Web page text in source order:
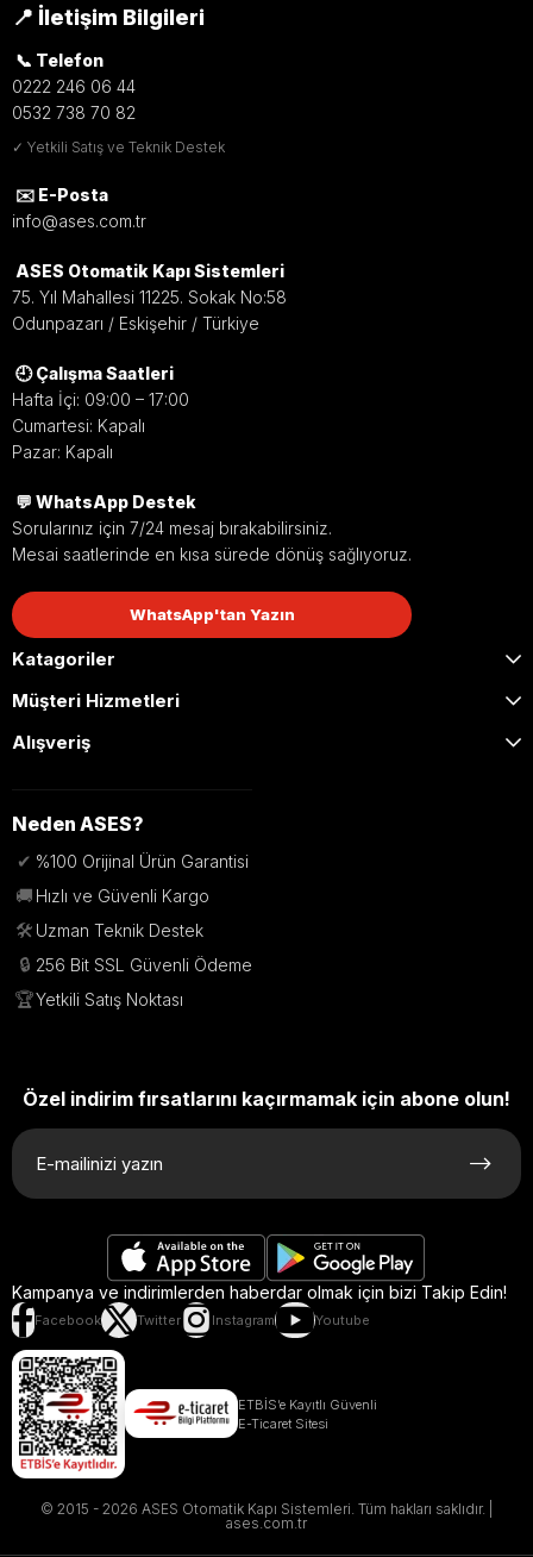
📍 İletişim Bilgileri
📞 Telefon
0222 246 06 44
0532 738 70 82
✓ Yetkili Satış ve Teknik Destek
✉️ E-Posta
info@ases.com.tr
ASES Otomatik Kapı Sistemleri
75. Yıl Mahallesi 11225. Sokak No:58
Odunpazarı / Eskişehir / Türkiye
🕘 Çalışma Saatleri
Hafta İçi: 09:00 – 17:00
Cumartesi: Kapalı
Pazar: Kapalı
💬 WhatsApp Destek
Sorularınız için 7/24 mesaj bırakabilirsiniz.
Mesai saatlerinde en kısa sürede dönüş sağlıyoruz.
WhatsApp'tan Yazın
Katagoriler
Müşteri Hizmetleri
Alışveriş
Neden ASES?
✔ %100 Orijinal Ürün Garantisi
🚚 Hızlı ve Güvenli Kargo
🛠️ Uzman Teknik Destek
🔒 256 Bit SSL Güvenli Ödeme
🏆Yetkili Satış Noktası
Özel indirim fırsatlarını kaçırmamak için abone olun!
Kampanya ve indirimlerden haberdar olmak için bizi Takip Edin!
Facebook Twitter Instagram Youtube
ETBİS’e Kayıtlı Güvenli
E-Ticaret Sitesi
© 2015 - 2026 ASES Otomatik Kapı Sistemleri. Tüm hakları saklıdır. |
ases.com.tr